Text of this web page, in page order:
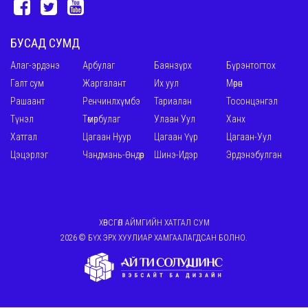
БУСАД СУМД
Алаг-эрдэнэ Арбулаг Баянзүрх
Бүрэнтогтох
Галт сум
Жаргалант Их уул
Мөрөн
Рашаант
Ренчинлхүмбэ Тариалан
Тосонцэнгэл
Түнэл
Төмөрбулаг Улаан Уул
Ханх
Хатгал
Цагаан Нуур Цагаан Үүр
Цагаан-Уул
Цэцэрлэг
Чандмань-Өндөр Шинэ-Идэр Эрдэнэбулган
ХӨВСГӨЛ АЙМГИЙН ХАТГАЛ СУМ
2026 © БҮХ ЭРХ ХУУЛИАР ХАМГААЛАГДСАН БОЛНО.